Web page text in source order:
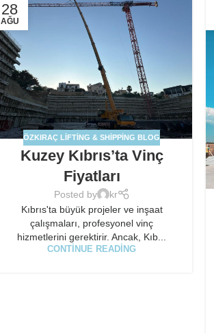
28
AĞU
ÖZKIRAÇ LIFTING & SHIPPING BLOG
Kuzey Kıbrıs’ta Vinç
Fiyatları
Posted by
kr
Kıbrıs'ta büyük projeler ve inşaat
çalışmaları, profesyonel vinç
hizmetlerini gerektirir. Ancak, Kıb...
CONTINUE READING